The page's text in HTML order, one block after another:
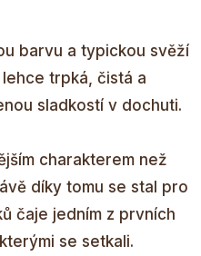
barvu a typickou svěží
trpká, čistá a
sladkostí v dochuti.
charakterem než
díky tomu se stal pro
čaje jedním z prvních
se setkali.